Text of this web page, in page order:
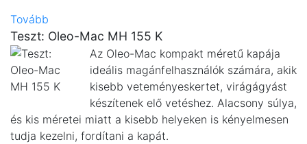
Tovább
Teszt: Oleo-Mac MH 155 K
Az Oleo-Mac kompakt méretű kapája
ideális magánfelhasználók számára, akik
kisebb veteményeskertet, virágágyást
készítenek elő vetéshez. Alacsony súlya,
és kis méretei miatt a kisebb helyeken is kényelmesen
tudja kezelni, fordítani a kapát.